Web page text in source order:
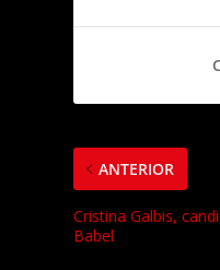
ANTERIOR
Cristina Galbis,
Babel